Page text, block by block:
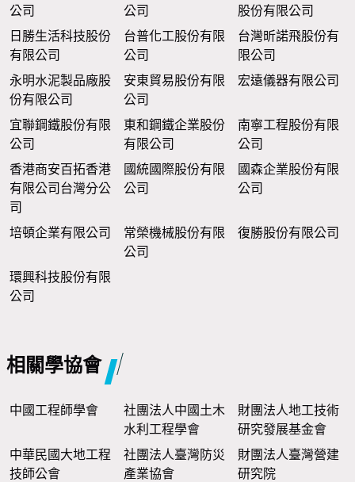
公司
公司
股份有限公司
日勝生活科技股份
有限公司
台普化工股份有限
公司
台灣昕諾飛股份有
限公司
永明水泥製品廠股
份有限公司
安東貿易股份有限
公司
宏遠儀器有限公司
宜聯鋼鐵股份有限
公司
東和鋼鐵企業股份
有限公司
南寧工程股份有限
公司
香港商安百拓香港
有限公司台灣分公
司
國統國際股份有限
公司
國森企業股份有限
公司
培頓企業有限公司
常榮機械股份有限
公司
復勝股份有限公司
環興科技股份有限
公司
相關學協會
中國工程師學會
社團法人中國土木
水利工程學會
財團法人地工技術
研究發展基金會
中華民國大地工程
技師公會
社團法人臺灣防災
產業協會
財團法人臺灣營建
研究院